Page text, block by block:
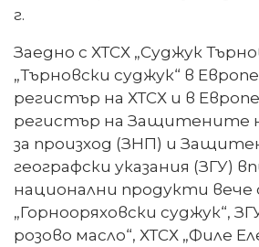
г.
Заедно с ХТСХ „Суджук
„Търновски суджук“ в
регистър на ХТСХ и в
регистър на Защитените
за произход (ЗНП) и
географски указания (ЗГУ)
национални продукти вече
„Горнооряховски суджук“,
розово масло“, ХТСХ „Филе